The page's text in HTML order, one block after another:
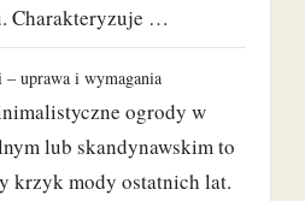
Charakteryzuje …
– uprawa i wymagania
ogrody w
lub skandynawskim to
krzyk mody ostatnich lat.